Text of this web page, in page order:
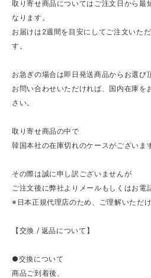
取り寄せ商品についてはご注文日から最
なります。
お届けは2週間を目安にしてご注文いた
す。
お急ぎの場合は即日発送商品からお選び
お問い合わせいただければ、国内在庫を
さい。
取り寄せ商品の中で
韓国本社の在庫切れのケースがございま
その際は誠に申し訳ございませんが
ご注文後に弊社よりメールもしくはお電
※日本正規代理店のため、ご理解いただけ
【交換 / 返品について】
●交換について
商品ご到着後、